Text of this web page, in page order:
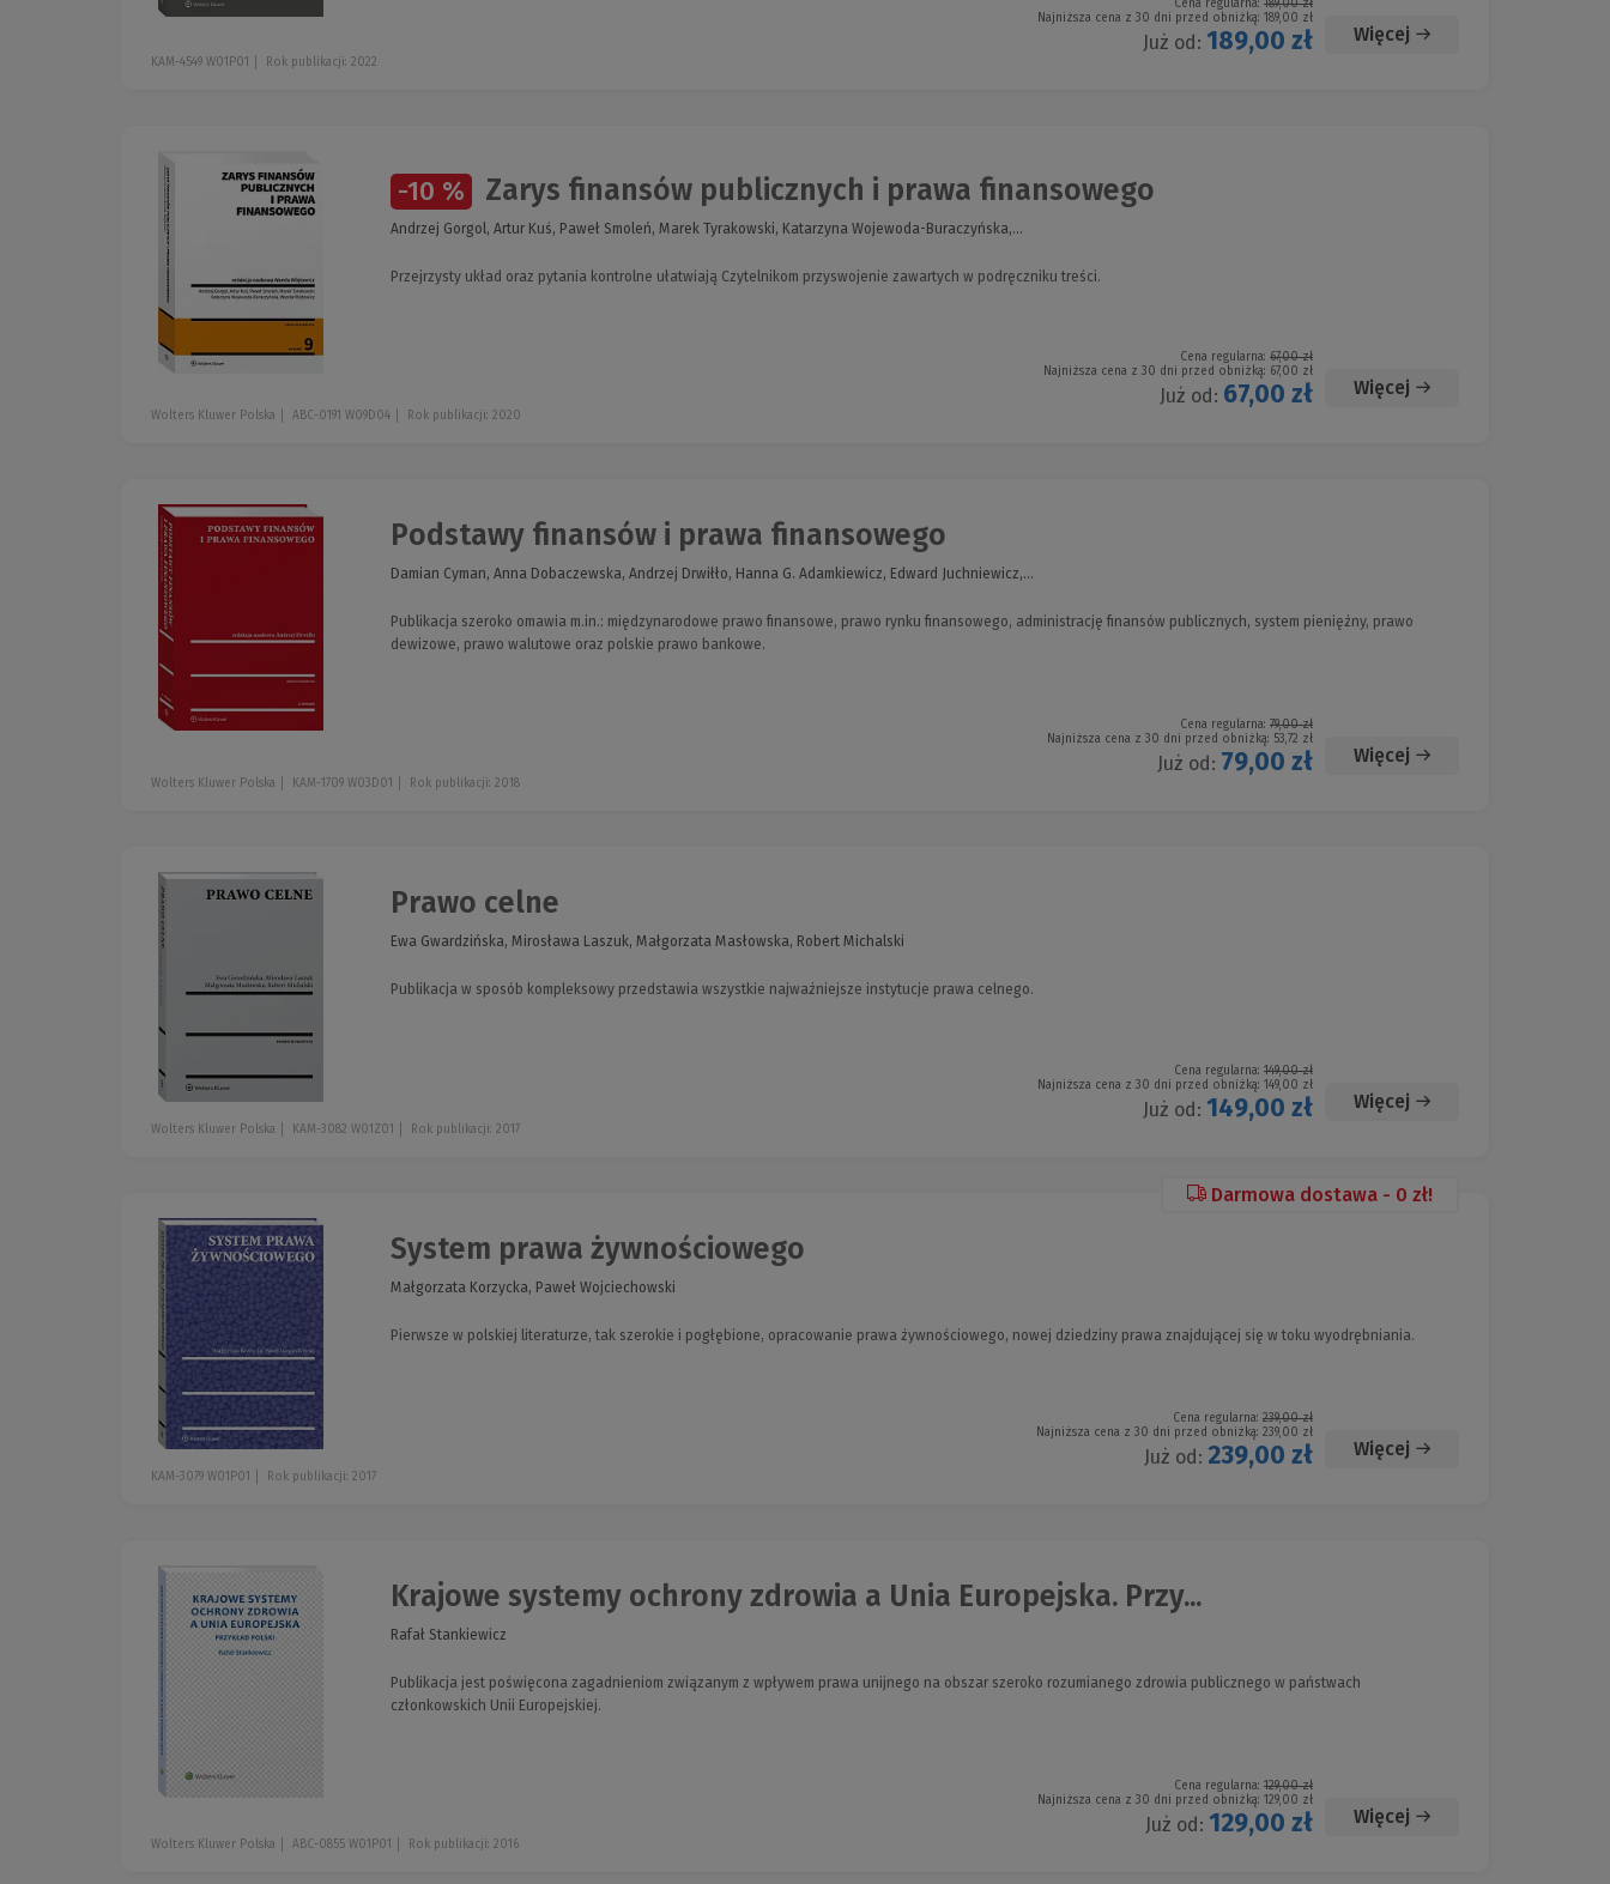
Cena regularna: 189,00 zł
Najniższa cena z 30 dni przed obniżką: 189,00 zł
Już od: 189,00 zł Więcej
KAM-4549 W01P01 Rok publikacji: 2022
-10 % Zarys finansów publicznych i prawa finansowego
Andrzej Gorgol, Artur Kuś, Paweł Smoleń, Marek Tyrakowski, Katarzyna Wojewoda-Buraczyńska,...
Przejrzysty układ oraz pytania kontrolne ułatwiają Czytelnikom przyswojenie zawartych w podręczniku treści.
Cena regularna: 67,00 zł
Najniższa cena z 30 dni przed obniżką: 67,00 zł
Już od: 67,00 zł Więcej
Wolters Kluwer Polska ABC-0191 W09D04 Rok publikacji: 2020
Podstawy finansów i prawa finansowego
Damian Cyman, Anna Dobaczewska, Andrzej Drwiłło, Hanna G. Adamkiewicz, Edward Juchniewicz,...
Publikacja szeroko omawia m.in.: międzynarodowe prawo finansowe, prawo rynku finansowego, administrację finansów publicznych, system pieniężny, prawo
dewizowe, prawo walutowe oraz polskie prawo bankowe.
Cena regularna: 79,00 zł
Najniższa cena z 30 dni przed obniżką: 53,72 zł
Już od: 79,00 zł Więcej
Wolters Kluwer Polska KAM-1709 W03D01 Rok publikacji: 2018
Prawo celne
Ewa Gwardzińska, Mirosława Laszuk, Małgorzata Masłowska, Robert Michalski
Publikacja w sposób kompleksowy przedstawia wszystkie najważniejsze instytucje prawa celnego.
Cena regularna: 149,00 zł
Najniższa cena z 30 dni przed obniżką: 149,00 zł
Już od: 149,00 zł Więcej
Wolters Kluwer Polska KAM-3082 W01Z01 Rok publikacji: 2017
Darmowa dostawa - 0 zł!
System prawa żywnościowego
Małgorzata Korzycka, Paweł Wojciechowski
Pierwsze w polskiej literaturze, tak szerokie i pogłębione, opracowanie prawa żywnościowego, nowej dziedziny prawa znajdującej się w toku wyodrębniania.
Cena regularna: 239,00 zł
Najniższa cena z 30 dni przed obniżką: 239,00 zł
Już od: 239,00 zł Więcej
KAM-3079 W01P01 Rok publikacji: 2017
Krajowe systemy ochrony zdrowia a Unia Europejska. Przy...
Rafał Stankiewicz
Publikacja jest poświęcona zagadnieniom związanym z wpływem prawa unijnego na obszar szeroko rozumianego zdrowia publicznego w państwach
członkowskich Unii Europejskiej.
Cena regularna: 129,00 zł
Najniższa cena z 30 dni przed obniżką: 129,00 zł
Już od: 129,00 zł Więcej
Wolters Kluwer Polska ABC-0855 W01P01 Rok publikacji: 2016